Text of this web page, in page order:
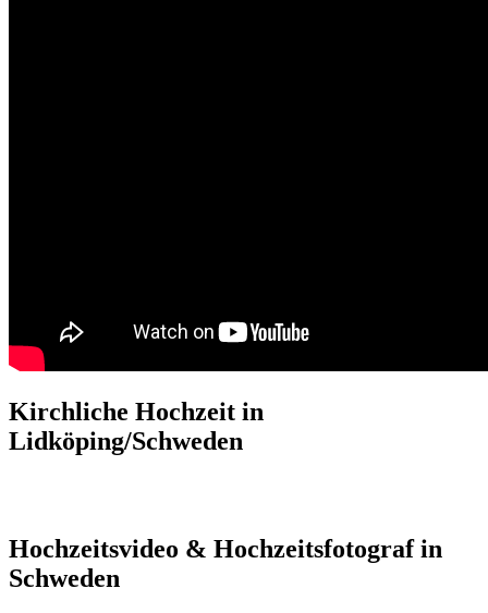
Kirchliche Hochzeit in
Lidköping/Schweden
Hochzeitsvideo & Hochzeitsfotograf in
Schweden